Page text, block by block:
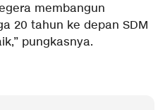
membangun
20 tahun ke depan SDM
pungkasnya.